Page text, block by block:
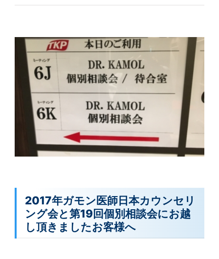
2017年ガモン医師日本カウンセリ
ング会と第19回個別相談会にお越
し頂きましたお客様へ